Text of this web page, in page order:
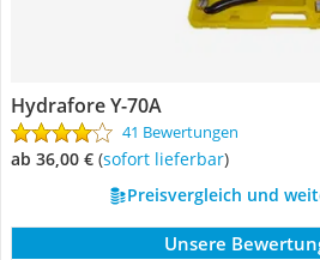
Hydrafore Y-70A
41 Bewertungen
ab 36,00 € ( Sofort lieferbar)
Preisvergleich und
Unsere